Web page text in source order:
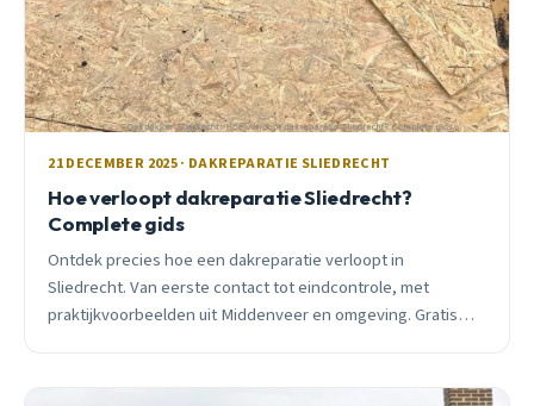
21 DECEMBER 2025 · DAKREPARATIE SLIEDRECHT
Hoe verloopt dakreparatie Sliedrecht?
Complete gids
Ontdek precies hoe een dakreparatie verloopt in
Sliedrecht. Van eerste contact tot eindcontrole, met
praktijkvoorbeelden uit Middenveer en omgeving. Gratis